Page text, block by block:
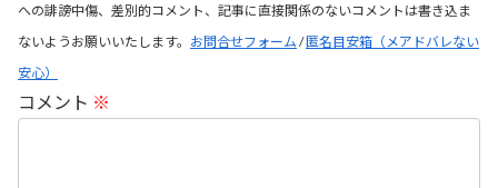
への誹謗中傷、差別的コメント、記事に直接関係のないコメントは書き込ま
ないようお願いいたします。 お問合せフォーム /匿名目安箱（メアドバレない
安心）
コメント ※